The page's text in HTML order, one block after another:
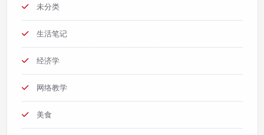
未分类
生活笔记
经济学
网络教学
美食